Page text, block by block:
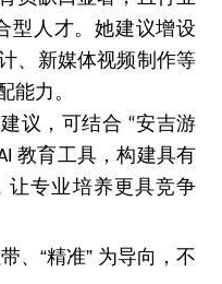
型人才。她建议增设
、新媒体视频制作等
能力。
议，可结合 “安吉游
教育工具，构建具有
让专业培养更具竞争
、“精准” 为导向，不